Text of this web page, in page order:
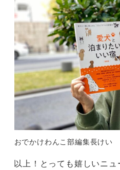
おでかけわんこ部編集長けい
以上！とっても嬉しいニ